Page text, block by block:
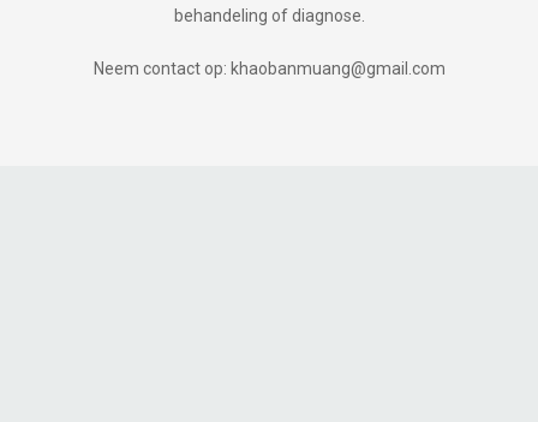
behandeling of diagnose.
Neem contact op: khaobanmuang@gmail.com